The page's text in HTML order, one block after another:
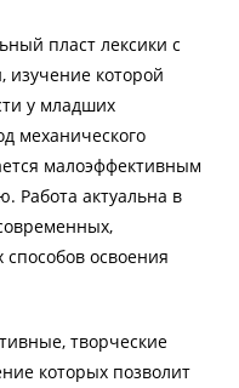
пласт лексики с
которой
у младших
механического
малоэффективным
Работа актуальна в
освоения
творческие
которых позволит